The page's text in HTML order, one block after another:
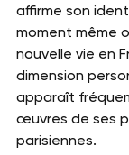
affirme son
moment même
nouvelle vie en
dimension
apparaît
œuvres de ses
parisiennes.